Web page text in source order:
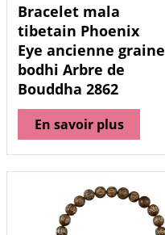
Bracelet mala
tibetain Phoenix
Eye ancienne graine
bodhi Arbre de
Bouddha 2862
En savoir plus